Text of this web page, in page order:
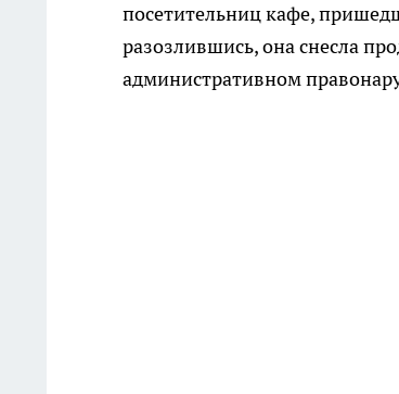
посетительниц кафе,
разозлившись, она снесла
административном